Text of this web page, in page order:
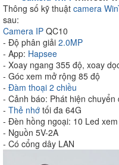
Thông số kỹ thuật camera
sau:
Camera IP QC10
- Độ phân giải 2.0MP
- App: Hapsee
- Xoay ngang 355 độ, xoay
- Góc xem mở rộng 85 độ
- Đàm thoại 2 chiều
- Cảnh báo: Phát hiện chuyển
- Thẻ nhớ tối đa 64G
- Đèn hồng ngoại: 10 Led
- Nguồn 5V-2A
- Có cổng dây LAN